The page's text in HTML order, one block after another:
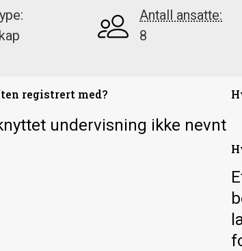
Antall ansatte:
8
registrert med?
undervisning ikke nevnt